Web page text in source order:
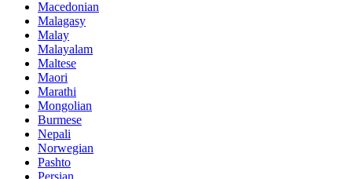
Macedonian
Malagasy
Malay
Malayalam
Maltese
Maori
Marathi
Mongolian
Burmese
Nepali
Norwegian
Pashto
Persian